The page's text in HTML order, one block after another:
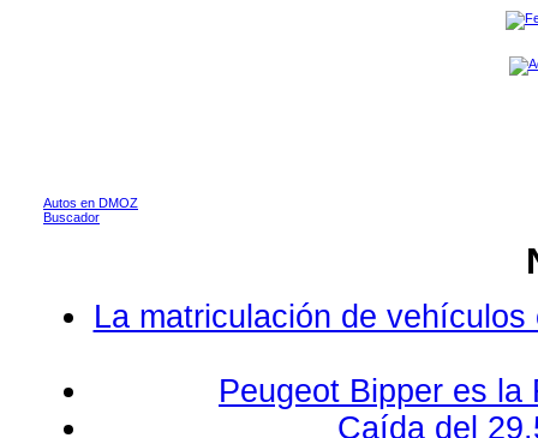
Autos en DMOZ
Buscador
La matriculación de
Peugeot Bipper es la
Caída del